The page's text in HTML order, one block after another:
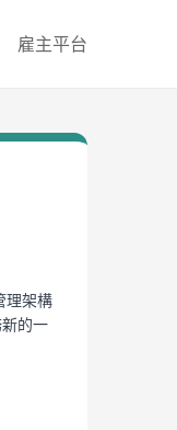
雇主平台
理架構
的一
要